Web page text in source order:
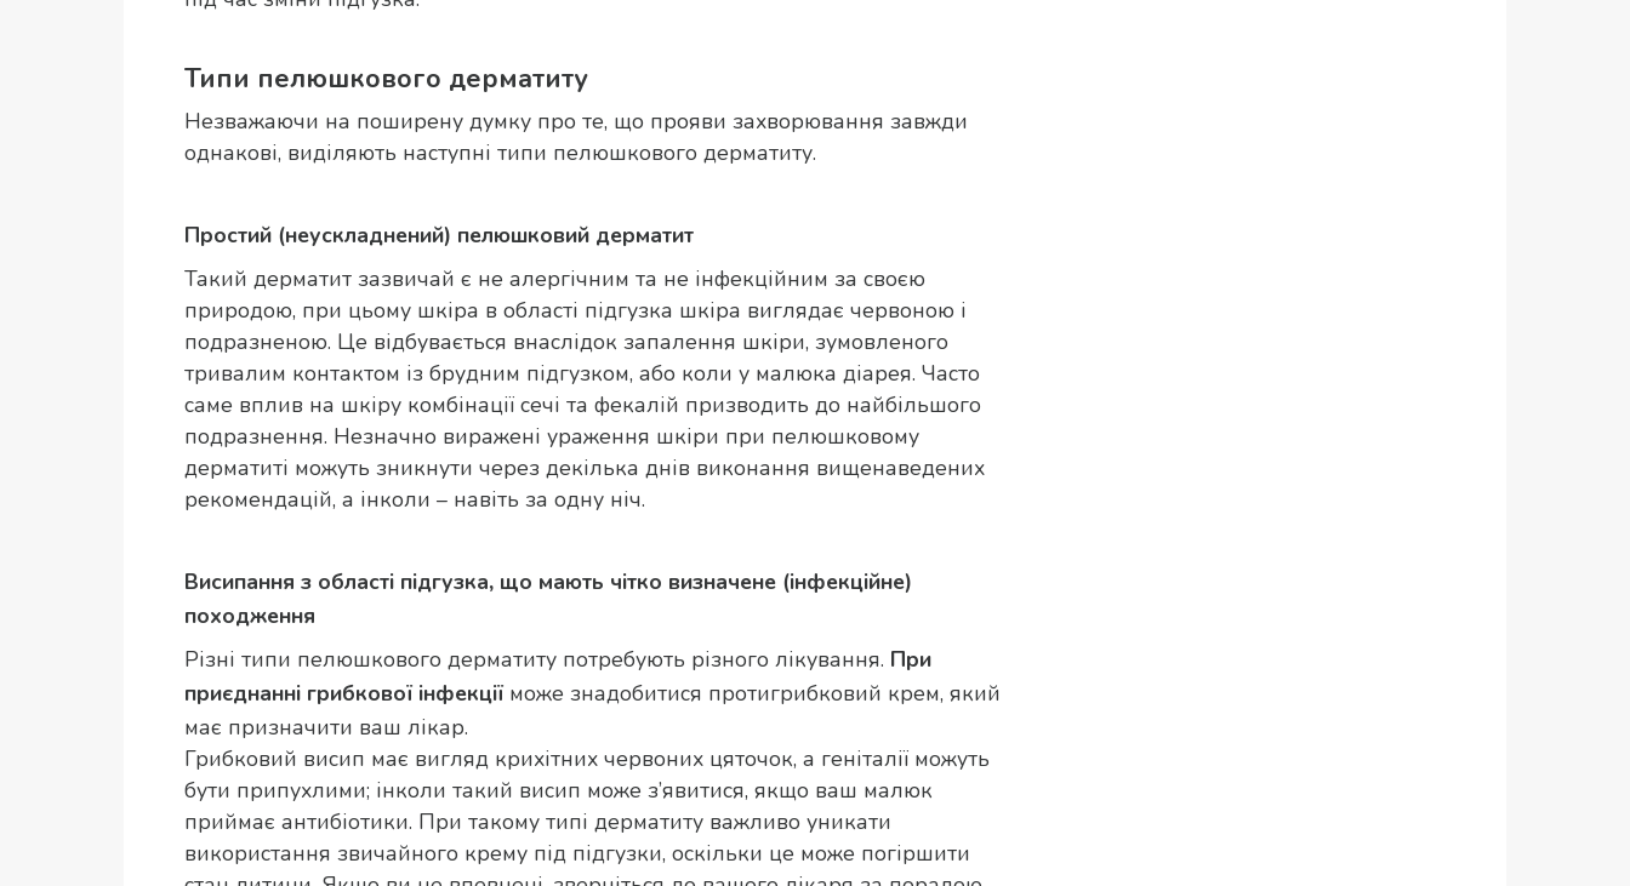
Типи пелюшкового дерматиту
Незважаючи на поширену думку про те, що прояви захворювання завжди
однакові, виділяють наступні типи пелюшкового дерматиту.
Простий (неускладнений) пелюшковий дерматит
Такий дерматит зазвичай є не алергічним та не інфекційним за своєю
природою, при цьому шкіра в області підгузка шкіра виглядає червоною і
подразненою. Це відбувається внаслідок запалення шкіри, зумовленого
тривалим контактом із брудним підгузком, або коли у малюка діарея. Часто
саме вплив на шкіру комбінації сечі та фекалій призводить до найбільшого
подразнення. Незначно виражені ураження шкіри при пелюшковому
дерматиті можуть зникнути через декілька днів виконання вищенаведених
рекомендацій, а інколи – навіть за одну ніч.
Висипання з області підгузка, що мають чітко визначене (інфекційне)
походження
Різні типи пелюшкового дерматиту потребують різного лікування. При
приєднанні грибкової інфекції може знадобитися протигрибковий крем, який
має призначити ваш лікар.
Грибковий висип має вигляд крихітних червоних цяточок, а геніталії можуть
бути припухлими; інколи такий висип може з’явитися, якщо ваш малюк
приймає антибіотики. При такому типі дерматиту важливо уникати
використання звичайного крему під підгузки, оскільки це може погіршити